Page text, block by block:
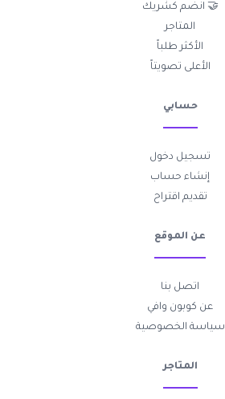
🤝 انضم كشريك
المتاجر
الأكثر طلباً
الأعلى تصويتاً
حسابي
تسجيل دخول
إنشاء حساب
تقديم اقتراح
عن الموقع
اتصل بنا
عن كوبون وافي
سياسة الخصوصية
المتاجر